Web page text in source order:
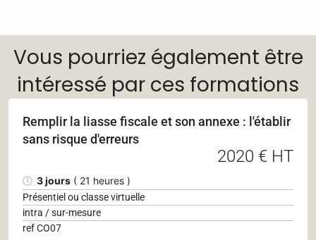
Vous pourriez également être
intéressé par ces formations
Remplir la liasse fiscale et son annexe : l'établir
sans risque d'erreurs
2020 € HT
3 jours ( 21 heures )
Présentiel ou classe virtuelle
intra / sur-mesure
ref CO07